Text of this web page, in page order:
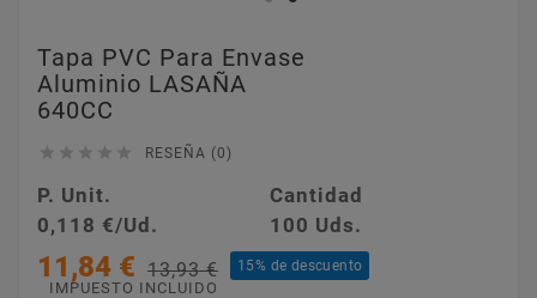
Tapa PVC Para Envase
Aluminio LASAÑA
640CC
     RESEÑA (0)
P. Unit.
Cantidad
0,118 €/Ud.
100 Uds.
11,84 € 13,93 € 15% de descuento
IMPUESTO INCLUIDO